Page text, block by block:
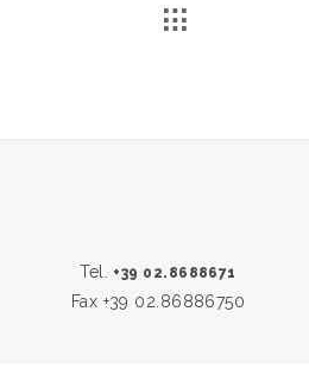
Tel. +39 02.8688671
Fax +39 02.86886750